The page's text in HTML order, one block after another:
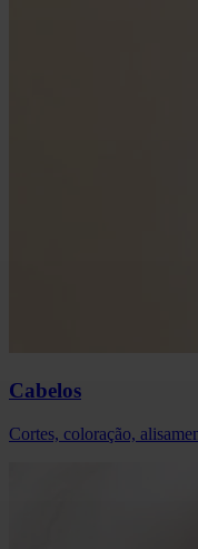
Cabelos
Cortes, coloração,